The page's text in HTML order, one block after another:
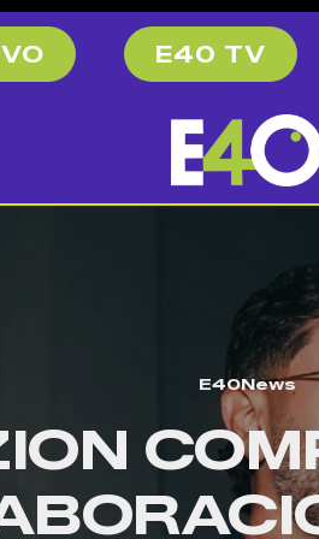
E40 TV
E40News